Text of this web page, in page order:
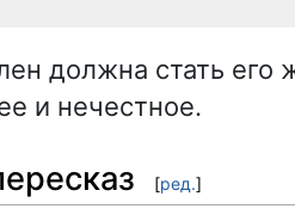
должна стать его
и нечестное.
[ред.]